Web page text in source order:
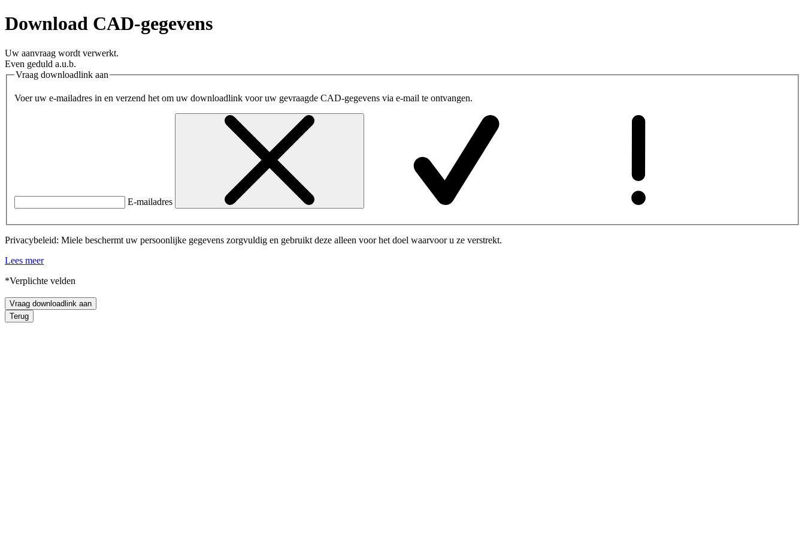
Download CAD-gegevens
Uw aanvraag wordt verwerkt.
Even geduld a.u.b.
Vraag downloadlink aan
Voer uw e-mailadres in en verzend het om uw downloadlink voor uw gevraagde CAD-gegevens via e-mail te ontvangen.
E-mailadres
Privacybeleid: Miele beschermt uw persoonlijke gegevens zorgvuldig en gebruikt deze alleen voor het doel waarvoor u ze verstrekt.
Lees meer
*Verplichte velden